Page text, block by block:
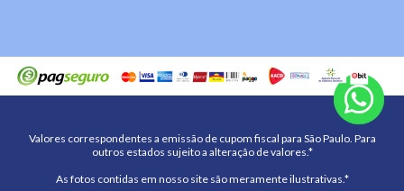
Valores correspondentes a emissão de cupom fiscal para São Paulo. Para
outros estados sujeito a alteração de valores.*
As fotos contidas em nosso site são meramente ilustrativas.*